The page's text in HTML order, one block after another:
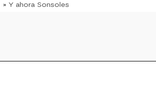
» Y ahora Sonsoles